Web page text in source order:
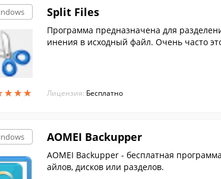
★★★
★★★
Split Files
Программа предназначена для
инения в исходный файл. Очень часто
Лицензия: Бесплатно
AOMEI Backupper
AOMEI Backupper - бесплатная
айлов, дисков или разделов.